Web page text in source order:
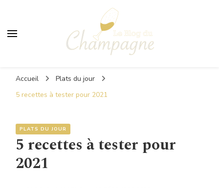
Accueil
Plats du jour
5 recettes à tester pour 2021
PLATS DU JOUR
5 recettes à tester pour
2021